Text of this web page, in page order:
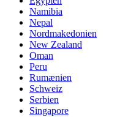
Namibia
Nepal
Nordmakedonien
New Zealand
Oman
Peru
Rumænien
Schweiz
Serbien
Singapore